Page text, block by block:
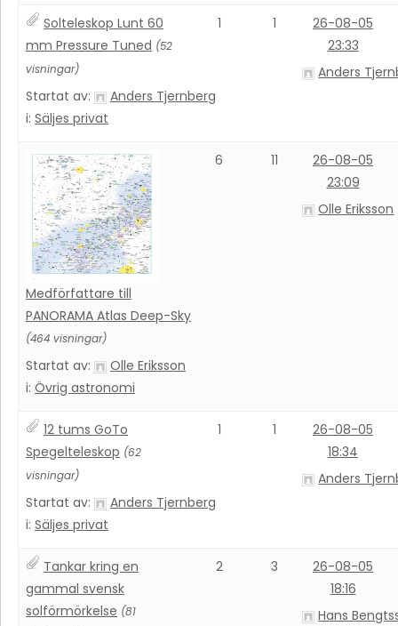
Solteleskop Lunt 60
mm Pressure Tuned (52
visningar)
Startat av:
Anders Tjernberg
i: Säljes privat
1 1
26-08-05
23:33
Anders
Medförfattare till
PANORAMA Atlas Deep-Sky
(464 visningar)
Startat av:
Olle Eriksson
i: Övrig astronomi
6 11
26-08-05
23:09
Olle Eriksson
12 tums GoTo
Spegelteleskop (62
visningar)
Startat av:
Anders Tjernberg
i: Säljes privat
1 1
26-08-05
18:34
Anders
Tankar kring en
gammal svensk
solförmörkelse (81
2 3
26-08-05
18:16
Hans